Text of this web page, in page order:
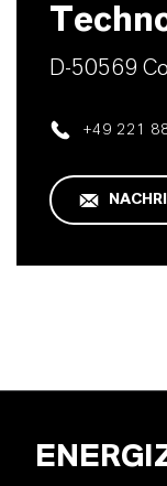
D-50569
+49 221